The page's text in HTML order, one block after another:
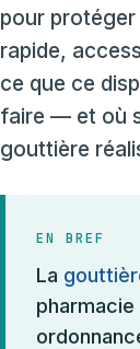
pour protéger
rapide,
ce que ce
faire — et où
gouttière
EN BREF
La